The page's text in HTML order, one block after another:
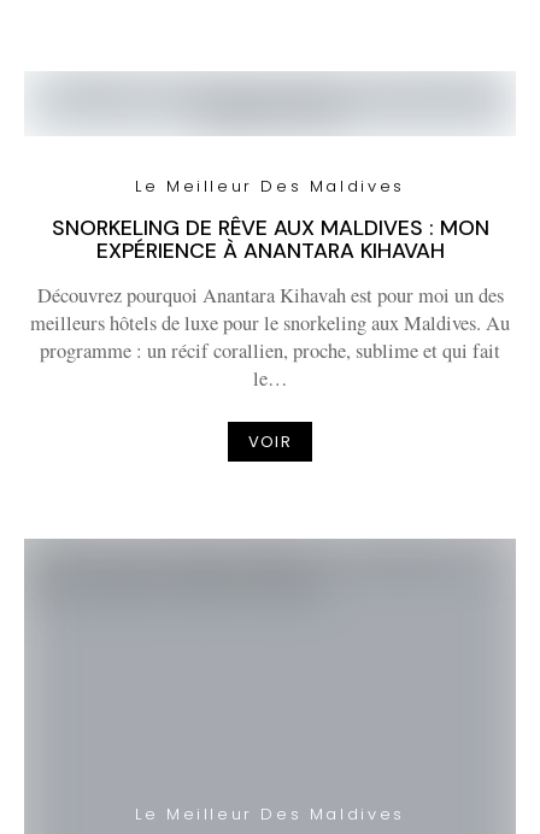
Le Meilleur Des Maldives
SNORKELING DE RÊVE AUX MALDIVES : MON
EXPÉRIENCE À ANANTARA KIHAVAH
Découvrez pourquoi Anantara Kihavah est pour moi un des
meilleurs hôtels de luxe pour le snorkeling aux Maldives. Au
programme : un récif corallien, proche, sublime et qui fait
le…
VOIR
Le Meilleur Des Maldives